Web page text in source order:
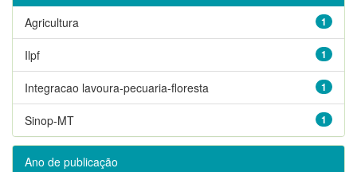
1
Agricultura
1
Ilpf
1
Integracao lavoura-pecuaria-floresta
1
Sinop-MT
Ano de publicação